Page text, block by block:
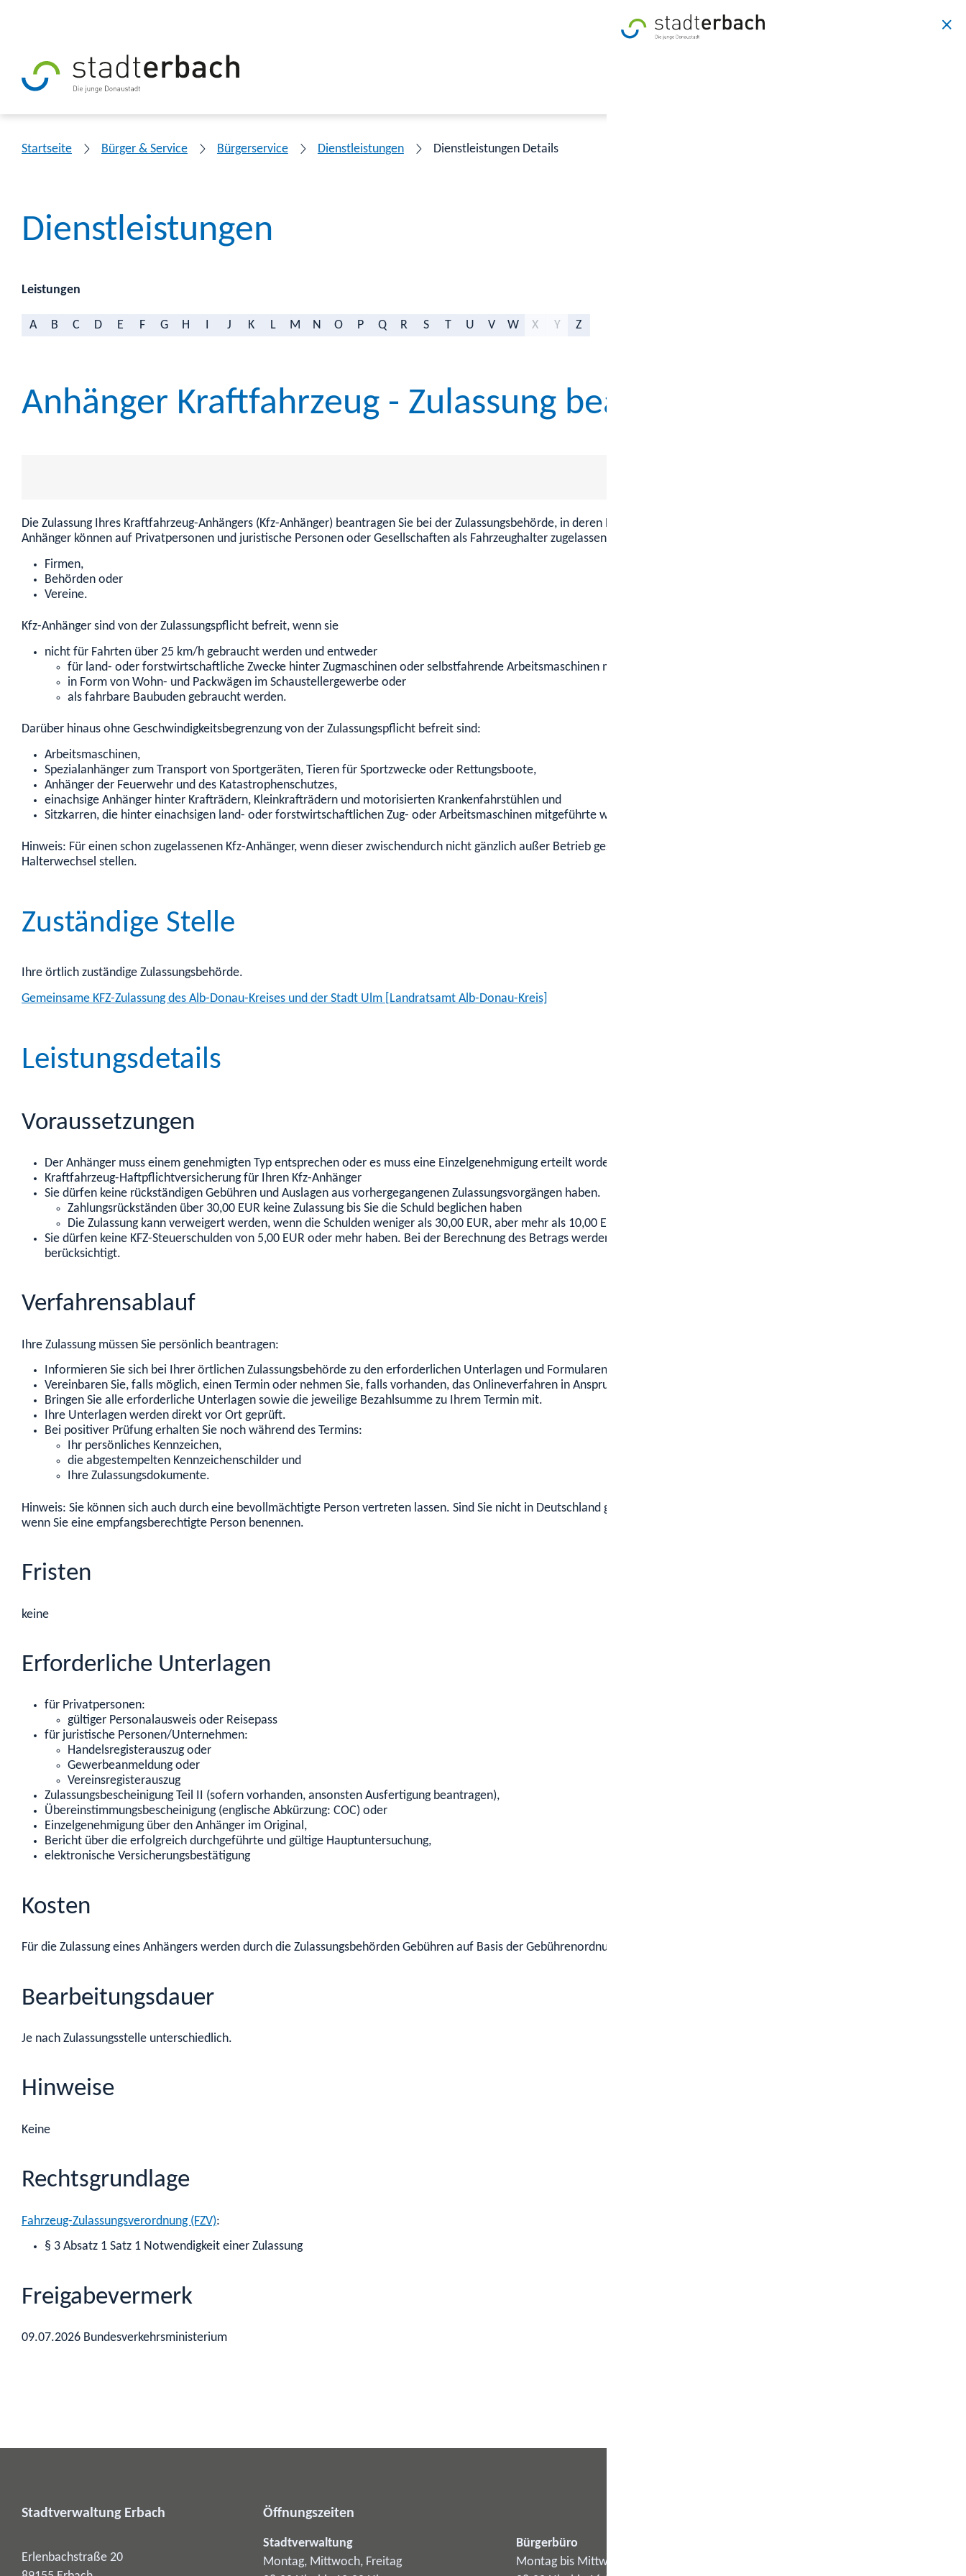
Startseite Bürger & Service Bürgerservice Dienstleistungen Dienstleistungen Details
Dienstleistungen
Leistungen
A B C D E F G H J K L M N O P Q R S T U V W X Y Z
Anhänger Kraftfahrzeug - Zulassung beantragen
Die Zulassung Ihres Kraftfahrzeug-Anhängers (Kfz-Anhänger) beantragen Sie bei der Zulassungsbehörde, in deren Bereich Sie Ihren Wohnsitz oder Betriebssitz haben. Kfz-
Anhänger können auf Privatpersonen und juristische Personen oder Gesellschaften als Fahrzeughalter zugelassen werden, also auch auf:
Firmen,
Behörden oder
Vereine.
Kfz-Anhänger sind von der Zulassungspflicht befreit, wenn sie
nicht für Fahrten über 25 km/h gebraucht werden und entweder
für land- oder forstwirtschaftliche Zwecke hinter Zugmaschinen oder selbstfahrende Arbeitsmaschinen mitgeführt,
in Form von Wohn- und Packwägen im Schaustellergewerbe oder
als fahrbare Baubuden gebraucht werden.
Darüber hinaus ohne Geschwindigkeitsbegrenzung von der Zulassungspflicht befreit sind:
Arbeitsmaschinen,
Spezialanhänger zum Transport von Sportgeräten, Tieren für Sportzwecke oder Rettungsboote,
Anhänger der Feuerwehr und des Katastrophenschutzes,
einachsige Anhänger hinter Krafträdern, Kleinkrafträdern und motorisierten Krankenfahrstühlen und
Sitzkarren, die hinter einachsigen land- oder forstwirtschaftlichen Zug- oder Arbeitsmaschinen mitgeführte werden.
Hinweis: Für einen schon zugelassenen Kfz-Anhänger, wenn dieser zwischendurch nicht gänzlich außer Betrieb gesetzt wurde, müssen Sie nur einen Antrag auf Ummeldung bei
Halterwechsel stellen.
Zuständige Stelle
Ihre örtlich zuständige Zulassungsbehörde.
Gemeinsame KFZ-Zulassung des Alb-Donau-Kreises und der Stadt Ulm [Landratsamt Alb-Donau-Kreis]
Leistungsdetails
Voraussetzungen
Der Anhänger muss einem genehmigten Typ entsprechen oder es muss eine Einzelgenehmigung erteilt worden sein.
Kraftfahrzeug-Haftpflichtversicherung für Ihren Kfz-Anhänger
Sie dürfen keine rückständigen Gebühren und Auslagen aus vorhergegangenen Zulassungsvorgängen haben.
Zahlungsrückständen über 30,00 EUR keine Zulassung bis Sie die Schuld beglichen haben
Die Zulassung kann verweigert werden, wenn die Schulden weniger als 30,00 EUR, aber mehr als 10,00 EUR betragen. Dies liegt im Ermessen der Zulassungsbehörde.
Sie dürfen keine KFZ-Steuerschulden von 5,00 EUR oder mehr haben. Bei der Berechnung des Betrags werden auch Säumniszuschläge, Zinsen und Verspätungszuschläge
berücksichtigt.
Verfahrensablauf
Ihre Zulassung müssen Sie persönlich beantragen:
Informieren Sie sich bei Ihrer örtlichen Zulassungsbehörde zu den erforderlichen Unterlagen und Formularen.
Vereinbaren Sie, falls möglich, einen Termin oder nehmen Sie, falls vorhanden, das Onlineverfahren in Anspruch.
Bringen Sie alle erforderliche Unterlagen sowie die jeweilige Bezahlsumme zu Ihrem Termin mit.
Ihre Unterlagen werden direkt vor Ort geprüft.
Bei positiver Prüfung erhalten Sie noch während des Termins:
Ihr persönliches Kennzeichen,
die abgestempelten Kennzeichenschilder und
Ihre Zulassungsdokumente.
Hinweis: Sie können sich auch durch eine bevollmächtigte Person vertreten lassen. Sind Sie nicht in Deutschland gemeldet, können Sie das Kennzeichen nur dann beantragen,
wenn Sie eine empfangsberechtigte Person benennen.
Fristen
keine
Erforderliche Unterlagen
für Privatpersonen:
gültiger Personalausweis oder Reisepass
für juristische Personen/Unternehmen:
Handelsregisterauszug oder
Gewerbeanmeldung oder
Vereinsregisterauszug
Zulassungsbescheinigung Teil II (sofern vorhanden, ansonsten Ausfertigung beantragen),
Übereinstimmungsbescheinigung (englische Abkürzung: COC) oder
Einzelgenehmigung über den Anhänger im Original,
Bericht über die erfolgreich durchgeführte und gültige Hauptuntersuchung,
elektronische Versicherungsbestätigung
Kosten
Für die Zulassung eines Anhängers werden durch die Zulassungsbehörden Gebühren auf Basis der Gebührenordnung für Maßnahmen im Straßenverkehr (GebOSt) erhoben.
Bearbeitungsdauer
Je nach Zulassungsstelle unterschiedlich.
Hinweise
Keine
Rechtsgrundlage
Fahrzeug-Zulassungsverordnung (FZV):
§ 3 Absatz 1 Satz 1 Notwendigkeit einer Zulassung
Freigabevermerk
09.07.2026 Bundesverkehrsministerium
Stadtverwaltung Erbach
Erlenbachstraße 20
Öffnungszeiten
Stadtverwaltung
Montag, Mittwoch, Freitag
Bürgerbüro
Montag bis Mittwoch